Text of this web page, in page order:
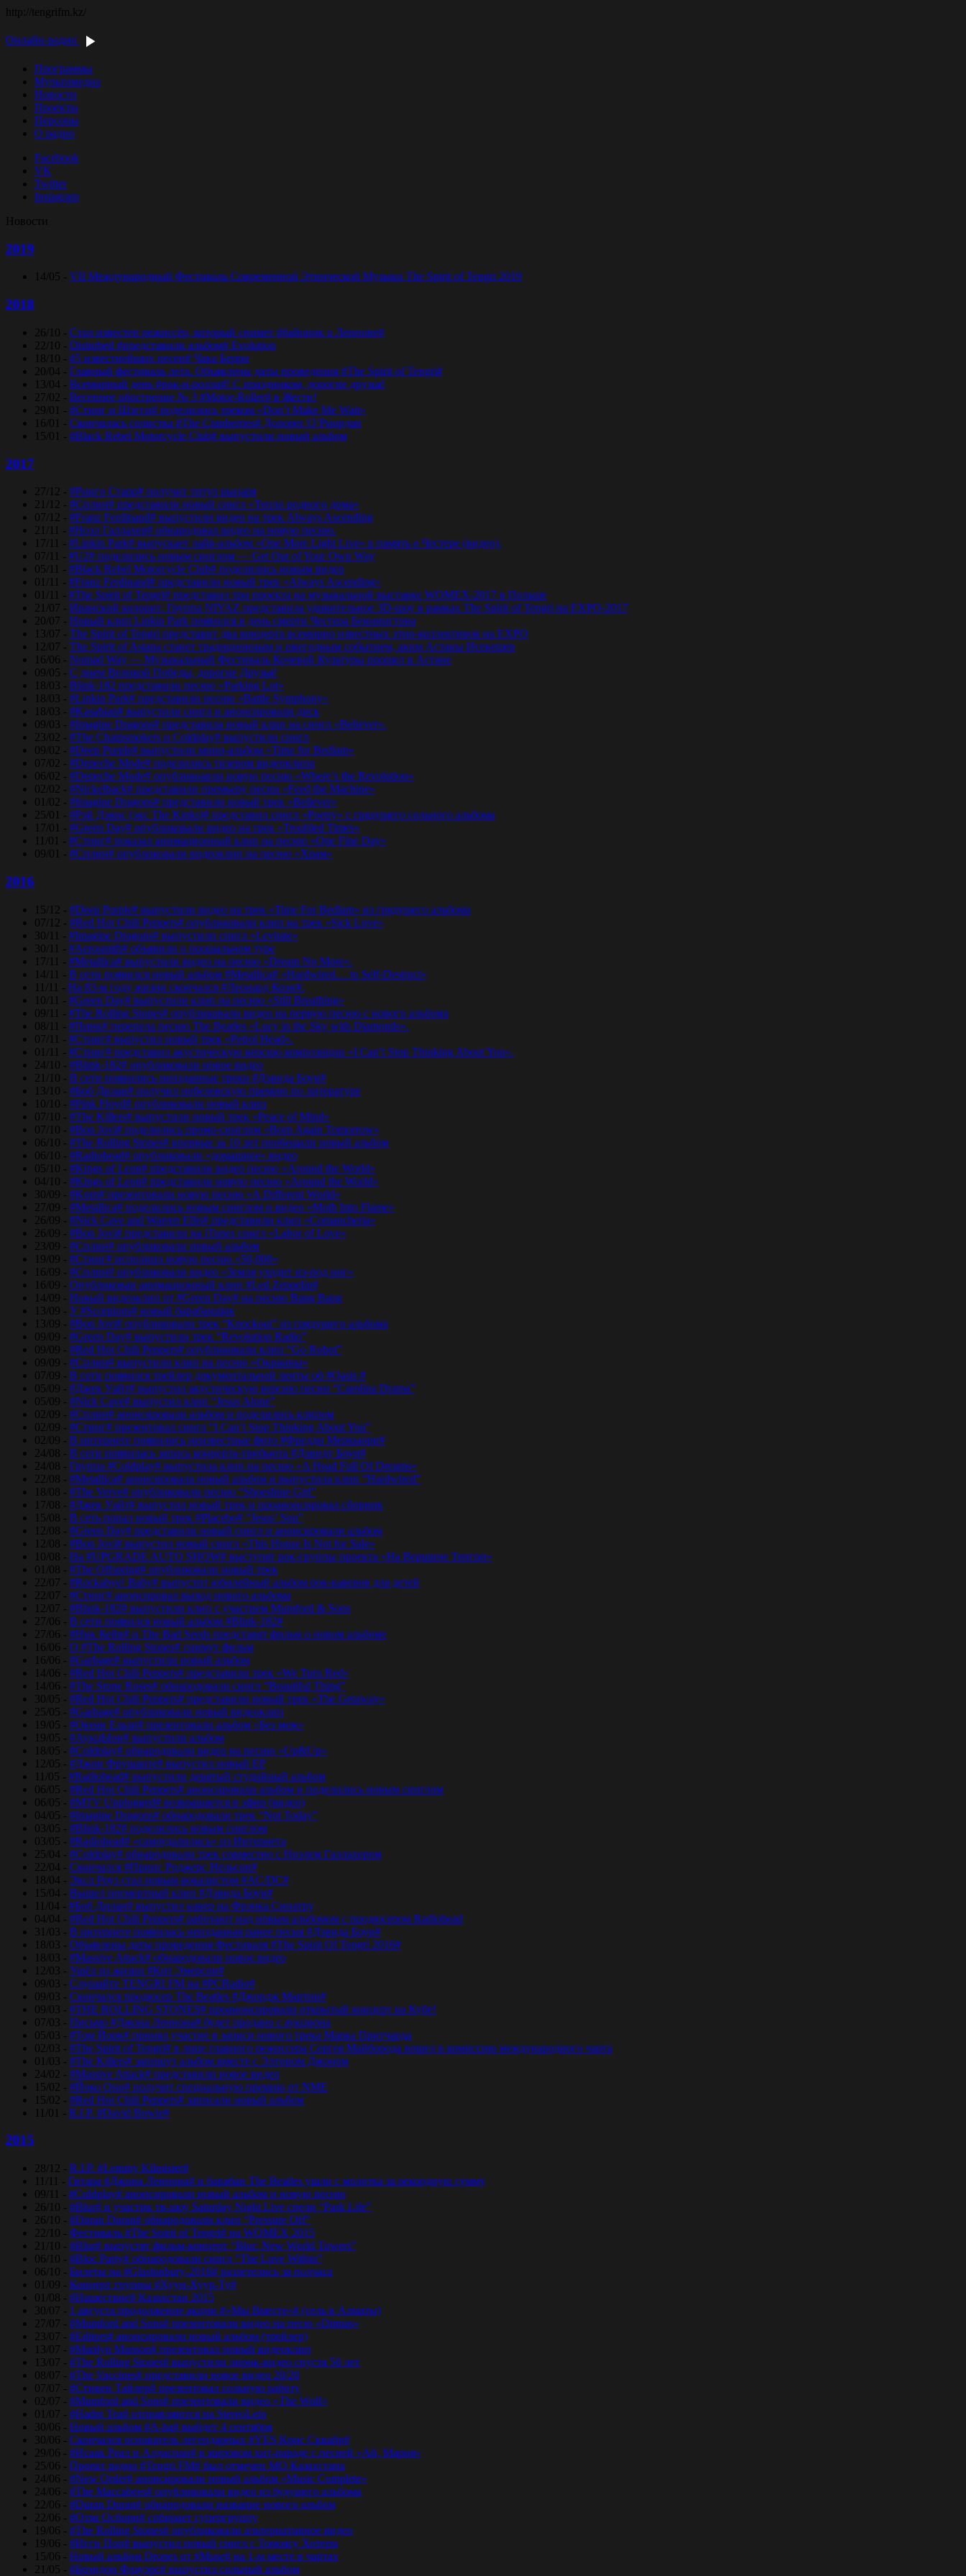
http://tengrifm.kz/
Онлайн-радио
Программы
Мультимедиа
Новости
Проекты
Персоны
О радио
Facebook
VK
Twitter
Instagram
Новости
2019
14/05 - VII Международный Фестиваль Современной Этнической Музыки The Spirit of Tengri 2019
2018
26/10 - Стал известен режиссёр, который снимет #байопик о Ленноне#
22/10 - Disturbed #представили альбом# Evolution
18/10 - #5 известнейших песен# Чака Берри
20/04 - Главный фестиваль лета. Объявлены даты проведения #The Spirit of Tengri#
13/04 - Всемирный день #рок-н-ролла#! С праздником, дорогие друзья!
27/02 - Весеннее обострение № 3 #Motor-Roller# в Жести!
29/01 - #Стинг и Шэгги# поделились треком «Don’t Make Me Wait»
16/01 - Скончалась солистка #The Cranberries# Долорес O’Риордан
15/01 - #Black Rebel Motorcycle Club# выпустили новый альбом
2017
27/12 - #Ринго Старр# получит титул рыцаря
21/12 - #Сплин# представили новый сингл «Тепло родного дома»
07/12 - #Franz Ferdinand# выпустили видео на трек Always Ascending
21/11 - #Ноэл Галлахер# обнародовал видео на новую песню.
17/11 - #Linkin Park# выпускает лайв-альбом «One More Light Live» в память о Честере (видео).
07/11 - #U2# поделились новым синглом — Get Out of Your Own Way
05/11 - #Black Rebel Motorcycle Club# поделились новым видео
01/11 - #Franz Ferdinand# представили новый трек «Always Ascending»
01/11 - #The Spirit of Tengri# представил три проекта на музыкальной выставке WOMEX-2017 в Польше
21/07 - Иранский колорит. Группа NIYAZ представила удивительное 3D-шоу в рамках The Spirit of Tengri на EXPO-2017
20/07 - Новый клип Linkin Park появился в день смерти Честера Беннингтона
13/07 - The Spirit of Tengri представит два концерта всемирно известных этно-коллективов на EXPO
12/07 - The Spirit of Astana станет традиционным и ежегодным событием, аким Астаны Исекешев
16/06 - Nomad Way — Музыкальный Фестиваль Кочевой Культуры прошел в Астане
09/05 - С днем Великой Победы, дорогие Друзья!
18/03 - Blink-182 представили песню «Parking Lot»
18/03 - #Linkin Park# представили песню «Bаttlе Sуmphоnу»
18/03 - #Kasabian# выпустили сингл и анонсировали диск
09/03 - #Imagine Dragons# представила новый клип на сингл «Believer».
23/02 - #The Chainsmokers и Coldplay# выпустили сингл
09/02 - #Deep Purple# выпустили мини-альбом «Time for Bedlam»
07/02 - #Depeche Mode# поделились тизером видеоклипа
06/02 - #Depeche Mode# опубликоавли новую песню «Where’s the Revolution»
02/02 - #Nickelback# представили премьеру песни «Feed the Machine»
01/02 - #Imagine Dragons# представили новый трек «Believer»
25/01 - #Рэй Дэвис (экс The Kinks)# представил сингл «Poetry» с грядущего сольного альбома
17/01 - #Green Day# опубликовали видео на трек «Troubled Times»
11/01 - #Стинг# показал анимационный клип на песню «One Fine Day»
09/01 - #Сплин# опубликовали видеоклип на песню «Храм»
2016
15/12 - #Deep Purple# выпустили видео на трек «Time For Bedlam» из грядущего альбома
07/12 - #Red Hot Chili Peppers# опубликовали клип на трек «Sick Love»
30/11 - #Imagine Dragons# выпустили сингл «Levitate»
30/11 - #Aerosmith# объявили о прощальном туре
17/11 - #Metallica# выпустили видео на песню «Dream No More».
14/11 - В сети появился новый альбом #Metallica# «Hardwired… to Self-Destruct»
11/11 - На 83-м году жизни скончался #Леонард Коэн#.
10/11 - #Green Day# выпустили клип на песню «Still Breathing»
09/11 - #The Rolling Stones# опубликовали видео на первую песню с нового альбома
08/11 - #Пинк# перепела песню The Beatles «Lucy in the Sky with Diamonds».
07/11 - #Стинг# выпустил новый трек «Petrol Head».
01/11 - #Стинг# представил акустическую версию композиции «I Can’t Stop Thinking About You».
24/10 - #Blink-182# опубликовали новое видео
21/10 - В сети появились неизданные треки #Дэвида Боуи#
13/10 - #Боб Дилан# получил нобелевскую премию по литературе
10/10 - #Pink Floyd# опубликовали новый клип
07/10 - #The Killers# выпустили новый трек «Peace of Mind»
07/10 - #Bon Jovi# поделились промо-синглом «Born Again Tomorrow»
06/10 - #The Rolling Stones# впервые за 10 лет пообещали новый альбом
06/10 - #Radiohead# опубликовали «домашнее» видео
05/10 - #Kings of Leon# представили видео песню «Around the World»
04/10 - #Kings of Leon# представили новую песню «Around the World»
30/09 - #Korn# презентовали новую песню «A Different World»
27/09 - #Metallica# поделились новым синглом и видео «Moth Into Flame»
26/09 - #Nick Cave and Warren Ellis# представили клип «Comancheria»
26/09 - #Bon Jovi# представили на iTunes сингл «Labor of Love»
23/09 - #Сплин# опубликовали новый альбом
19/09 - #Стинг# исполнил новую песню «50,000»
16/09 - #Сплин# опубликовали видео «Земля уходит из-под ног»
16/09 - Опубликован анимационный клип #Led Zeppelin#
14/09 - Новый видеоклип от #Green Day# на песню Bang Bang
13/09 - У #Scorpions# новый барабанщик
13/09 - #Bon Jovi# опубликовали трек “Knockout” из грядущего альбома
09/09 - #Green Day# выпустили трек “Revolution Radio”
09/09 - #Red Hot Chili Peppers# опубликовали клип “Go Robot”
09/09 - #Сплин# выпустили клип на песню «Окраины»
07/09 - В сети появился трейлер документальной ленты об #Oasis #
05/09 - #Джек Уайт# выпустил акустическую версию песни “Carolina Drama”
05/09 - #Nick Cave# выпустил клип “Jesus Alone”
02/09 - #Сплин# анонсировали альбом и поделились клипом
02/09 - #Стинг# презентовал сингл “I Can’t Stop Thinking About You”
02/09 - В интернете появились неизвестные фото #Фредди Меркьюри#
24/08 - В сети появилась запись концерта-трибьюта #Дэвиду Боуи#
24/08 - Группа #Coldplay# выпустила клип на песню «A Head Full Of Dreams»
22/08 - #Metallica# анонсировала новый альбом и выпустила клип “Hardwired”
18/08 - #The Verve# опубликовали песню “Shoeshine Girl”
17/08 - #Джек Уайт# выпустил новый трек и проанонсировал сборник
15/08 - В сеть попал новый трек #Placebo# “Jesus’ Son”
12/08 - #Green Day# представили новый сингл и анонсировали альбом
12/08 - #Bon Jovi# выпустил новый сингл «This House Is Not for Sale»
10/08 - На #UPGRADE AUTO SHOW# выступят рок-группы проекта «На Вершине Тенгри»
01/08 - #The Offspring# опубликовали новый трек
22/07 - #Rockabye! Baby# выпустит юбилейный альбом рок-каверов для детей
22/07 - #Стинг# анонсировал выход нового альбома
12/07 - #Blink-182# выпустили клип с участием Mumford & Sons
27/06 - В сети появился новый альбом #Blink-182#
27/06 - #Ник Кейв# и The Bad Seeds представят фильм о новом альбоме
16/06 - О #The Rolling Stones# снимут фильм
16/06 - #Garbage# выпустили новый альбом
14/06 - #Red Hot Chili Peppers# представили трек «We Turn Red»
14/06 - #The Stone Roses# обнародовали сингл “Beautiful Thing”
30/05 - #Red Hot Chili Peppers# представили новый трек «The Getaway»
25/05 - #Garbage# опубликовали новый видеоклип
19/05 - #Океан Ельзи# презентовали альбом «Без меж»
19/05 - #АукцЫон# выпустили альбом
18/05 - #Coldplay# обнародовали видео на песню «Up&Up»
12/05 - #Джон Фрушанте# выпустил новый ЕР
11/05 - #Radiohead# выпустили девятый студийный альбом
06/05 - #Red Hot Chili Peppers# анонсировали альбом и поделились новым синглом
06/05 - #MTV Unplugged# возвращается в эфир (видео)
04/05 - #Imagine Dragons# обнародовали трек “Not Today”
03/05 - #Blink-182# поделились новым синглом
03/05 - #Radiohead# «самоудалились» из Интернета
25/04 - #Coldplay# обнародовали трек совместно с Ноэлем Галлахером
22/04 - Скончался #Принс Роджерс Нельсон#
18/04 - Эксл Роуз стал новым вокалистом #AC/DC#
15/04 - Вышел посмертный клип #Дэвида Боуи#
11/04 - #Боб Дилан# выпустил кавер на Фрэнка Синатру
04/04 - #Red Hot Chili Peppers# работают над новым альбомом с продюсером Radiohead
31/03 - В интернете появилась неизданная ранее песня #Дэвида Боуи#
18/03 - Объявлены даты проведения Фестиваля #The Spirit Of Tengri 2016#
18/03 - #Massive Attack# обнародовали новое видео
12/03 - Ушёл из жизни #Кит Эмерсон#
09/03 - Слушайте TENGRI FM на #PCRadio#
09/03 - Скончался продюсер The Beatles #Джордж Мартин#
09/03 - #THE ROLLING STONES# проанонсировали открытый концерт на Кубе!
07/03 - Письмо #Джона Леннона# будет продано с аукциона
05/03 - #Том Йорк# принял участие в записи нового трека Марка Притчарда
02/03 - #The Spirit of Tengri# в лице главного режиссера Сергея Майборода вошел в комиссию международного чарта
01/03 - #The Killers# запишут альбом вместе с Элтоном Джоном
24/02 - #Massive Attack# представили новое видео
15/02 - #Йоко Оно# получит специальную премию от NME
15/02 - #Red Hot Chili Peppers# записали новый альбом
11/01 - R.I.P. #David Bowie#
2015
28/12 - R.I.P. #Lemmy Kilmister#
11/11 - Гитара #Джона Леннона# и барабан The Beatles ушли с молотка за рекордную сумму
09/11 - #Coldplay# анонсировали новый альбом и новую песню
26/10 - #Blur# и участик тв-шоу Saturday Night Live спели “Park Life”
26/10 - #Duran Duran# обнародовали клип “Pressure Off”
22/10 - Фестиваль #The Spirit of Tengri# на WOMEX 2015
21/10 - #Blur# выпустят фильм-концерт “Blur: New World Towers”
06/10 - #Bloc Party# обнародовали сингл “The Love Within”
06/10 - Билеты на #Glastonbury-2016# разлетелись за полчаса
01/09 - Концерт группы #Хуун-Хуур-Ту#
01/08 - #Нашествие# Казахстан 2015
30/07 - 1 августа продолжение акции #«Мы Вместе»# (сель в Алматы)
27/07 - #Mumford and Sons# презентовали видео на песю «Ditmas»
23/07 - #Editors# анонсировали новый альбом (трейлер)
13/07 - #Marilyn Manson# презентовал новый видеоклип
13/07 - #The Rolling Stones# выпустили лирик-видео спустя 50 лет
08/07 - #The Vaccines# представили новое видео 20/20
07/07 - #Стивен Тайлер# презентовал сольную работу
02/07 - #Mumford and Sons# презентовали видео «The Wolf»
01/07 - #Hadnt Tea# отправляются на StereoLeto
30/06 - Новый альбом #A-ha# выйдет 4 сентября
30/06 - Скончался основатель легендарных #YES Крис Сквайр#
29/06 - #Исаак Реал и Алдаспан# в мировом хит-параде с песней «Ай, Мария»
25/06 - Проект радио #Tengri FM# был отмечен МО Казахстана
24/06 - #New Order# анонсировали новый альбом «Music Complete»
24/06 - #The Maccabees# опубликовали видео из будущего альбома
22/06 - #Duran Duran# обнародовали название нового альбом
22/06 - #Оззи Осборн# собирает супергруппу
19/06 - #The Rolling Stones# опубликовали альтернативное видео
19/06 - #Игги Поп# выпустил новый сингл с Томоясу Хотеем
15/06 - Новый альбом Drones от #Muse# на 1-м месте в чартах
21/05 - #Брэндон Флауэрс# выпустил сольный альбом